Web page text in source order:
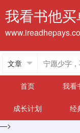
我看书他买
首页
我看
成长计划 经
—>